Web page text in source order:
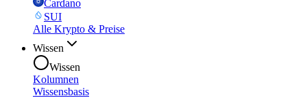
Cardano
SUI
Alle Krypto & Preise
Wissen
Wissen
Kolumnen
Wissensbasis